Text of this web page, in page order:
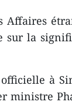
Affaires
sur la
à
ministre